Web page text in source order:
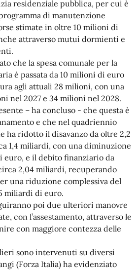
residenziale pubblica, per cui è
di manutenzione
stimate in oltre 10 milioni di
attraverso mutui dormienti e
che la spesa comunale per la
è passata da 10 milioni di euro
agli attuali 28 milioni, con una
nel 2027 e 34 milioni nel 2028.
– ha concluso - che questa è
e che nel quadriennio
ha ridotto il disavanzo da oltre 2,2
1,4 miliardi, con una diminuzione
euro, e il debito finanziario da
2,04 miliardi, recuperando
una riduzione complessiva del
miliardi di euro.
poi due ulteriori manovre
con l’assestamento, attraverso le
con maggiore contezza delle
sono intervenuti su diversi
(Forza Italia) ha evidenziato